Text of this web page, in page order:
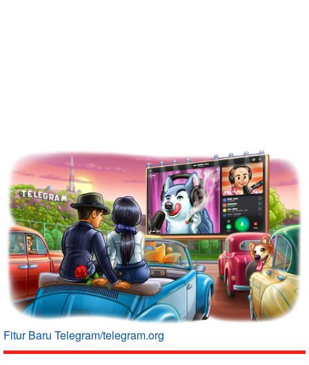
Fitur Baru Telegram/telegram.org